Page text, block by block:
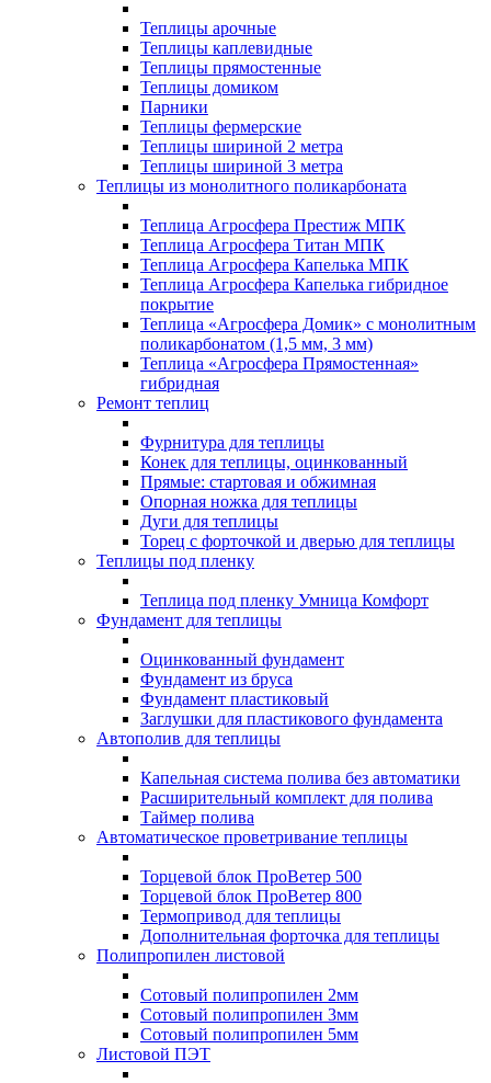
Теплицы арочные
Теплицы каплевидные
Теплицы прямостенные
Теплицы домиком
Парники
Теплицы фермерские
Теплицы шириной 2 метра
Теплицы шириной 3 метра
Теплицы из монолитного поликарбоната
Теплица Агросфера Престиж МПК
Теплица Агросфера Титан МПК
Теплица Агросфера Капелька МПК
Теплица Агросфера Капелька гибридное
покрытие
Теплица «Агросфера Домик» с монолитным
поликарбонатом (1,5 мм, 3 мм)
Теплица «Агросфера Прямостенная»
гибридная
Ремонт теплиц
Фурнитура для теплицы
Конек для теплицы, оцинкованный
Прямые: стартовая и обжимная
Опорная ножка для теплицы
Дуги для теплицы
Торец с форточкой и дверью для теплицы
Теплицы под пленку
Теплица под пленку Умница Комфорт
Фундамент для теплицы
Оцинкованный фундамент
Фундамент из бруса
Фундамент пластиковый
Заглушки для пластикового фундамента
Автополив для теплицы
Капельная система полива без автоматики
Расширительный комплект для полива
Таймер полива
Автоматическое проветривание теплицы
Торцевой блок ПроВетер 500
Торцевой блок ПроВетер 800
Термопривод для теплицы
Дополнительная форточка для теплицы
Полипропилен листовой
Сотовый полипропилен 2мм
Сотовый полипропилен 3мм
Сотовый полипропилен 5мм
Листовой ПЭТ